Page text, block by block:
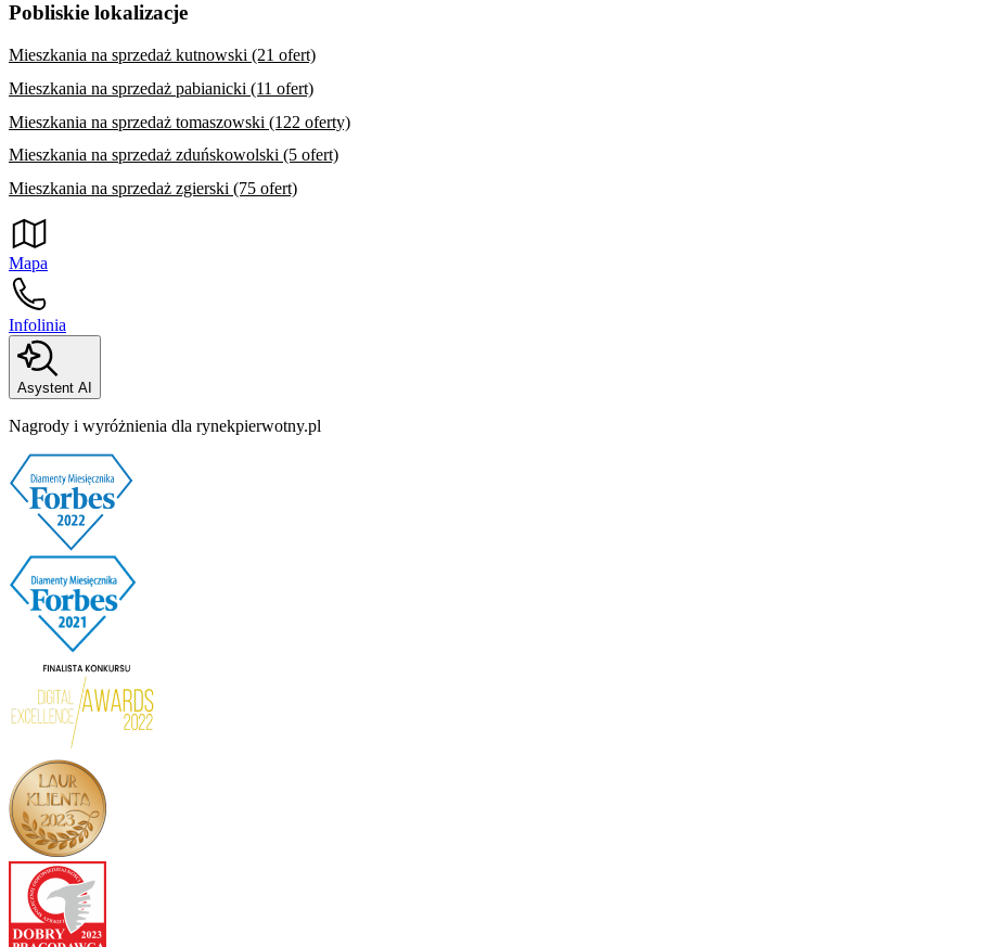
Pobliskie lokalizacje
Mieszkania na sprzedaż kutnowski (21 ofert)
Mieszkania na sprzedaż pabianicki (11 ofert)
Mieszkania na sprzedaż tomaszowski (122 oferty)
Mieszkania na sprzedaż zduńskowolski (5 ofert)
Mieszkania na sprzedaż zgierski (75 ofert)
Mapa
Infolinia
Asystent AI
Nagrody i wyróżnienia dla rynekpierwotny.pl